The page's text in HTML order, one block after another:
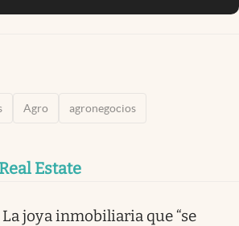
Agro agronegocios
Real Estate
La joya inmobiliaria que “se